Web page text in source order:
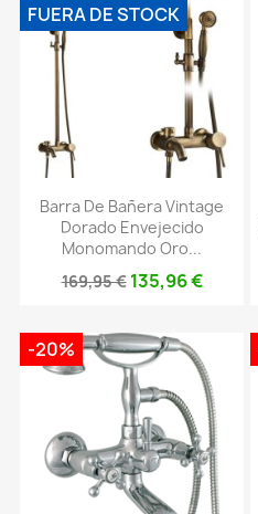
Barra De Bañera Vintage
Dorado Envejecido
Monomando Oro...
169,95 € 135,96 €
FUERA DE STOCK
-20%